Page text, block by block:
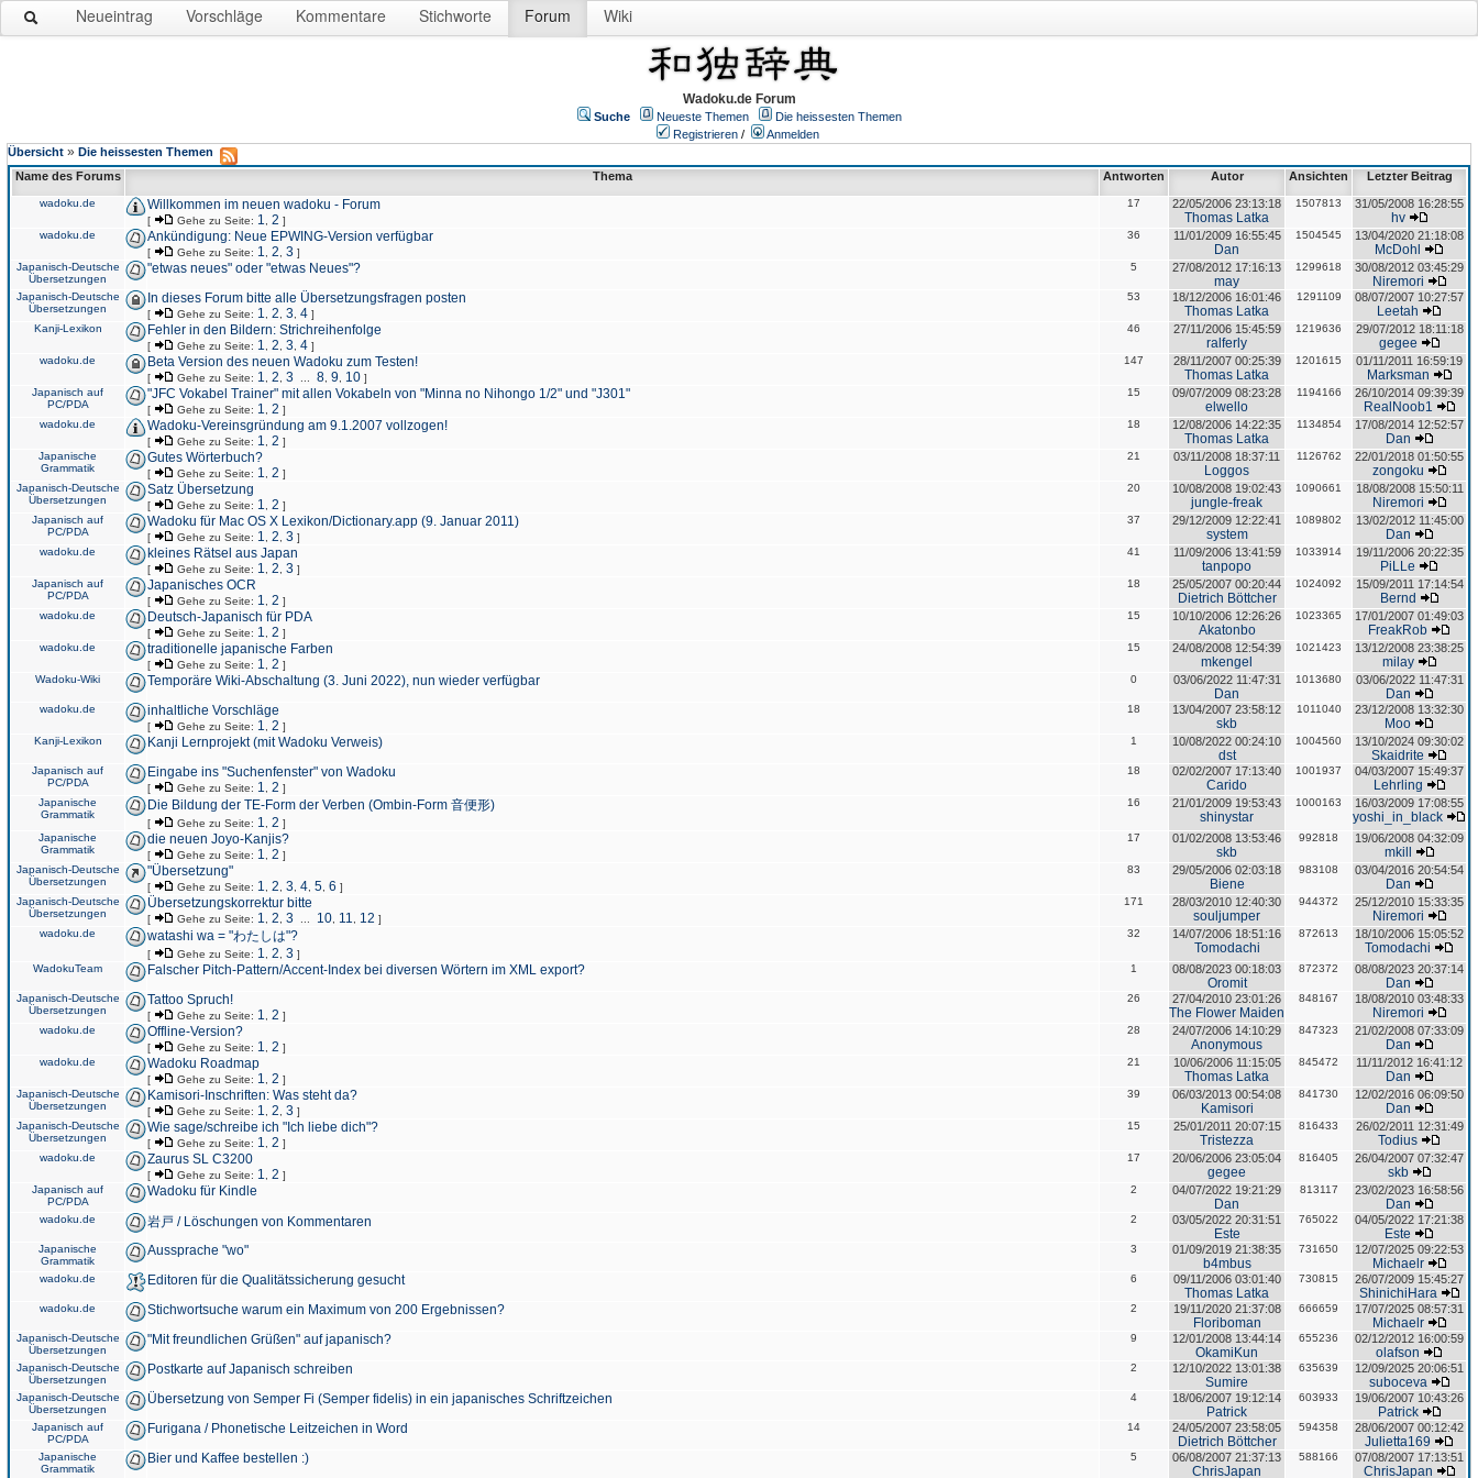
Neueintrag Vorschläge Kommentare Stichworte Forum Wiki
Wadoku.de Forum
Suche Neueste Themen
Die heissesten Themen
Registrieren /
Anmelden
Übersicht » Die heissesten Themen
Name des Forums
Thema Antworten Autor Ansichten Letzter Beitrag
wadoku.de Willkommen im neuen wadoku - Forum
[ Gehe zu Seite: 1 2 ]
17 22/05/2006 23:13:18
Thomas Latka
1507813 31/05/2008 16:28:55
hv
wadoku.de Ankündigung: Neue EPWING-Version verfügbar
[ Gehe zu Seite: 1 2 3 ]
36 11/01/2009 16:55:45
Dan
1504545 13/04/2020 21:18:08
McDohl
Japanisch-Deutsche
Übersetzungen
"etwas neues" oder "etwas Neues"? 5 27/08/2012 17:16:13
may
1299618 30/08/2012 03:45:29
Niremori
Japanisch-Deutsche
Übersetzungen
In dieses Forum bitte alle Übersetzungsfragen posten
[ Gehe zu Seite: 1 2 3 4 ]
53 18/12/2006 16:01:46
Thomas Latka
1291109 08/07/2007 10:27:57
Leetah
Kanji-Lexikon Fehler in den Bildern: Strichreihenfolge
[ Gehe zu Seite: 1 2 3 4 ]
46 27/11/2006 15:45:59
ralferly
1219636 29/07/2012 18:11:18
gegee
wadoku.de Beta Version des neuen Wadoku zum Testen!
[ Gehe zu Seite: 1 2 3 8 9 10 ]
147 28/11/2007 00:25:39
Thomas Latka
1201615 01/11/2011 16:59:19
Marksman
Japanisch auf
PC/PDA
"JFC Vokabel Trainer" mit allen Vokabeln von "Minna no Nihongo 1/2" und "J301"
[ Gehe zu Seite: 1 2 ]
15 09/07/2009 08:23:28
elwello
1194166 26/10/2014 09:39:39
RealNoob1
wadoku.de Wadoku-Vereinsgründung am 9.1.2007 vollzogen!
[ Gehe zu Seite: 1 2 ]
18 12/08/2006 14:22:35
Thomas Latka
1134854 17/08/2014 12:52:57
Dan
Japanische
Grammatik
Gutes Wörterbuch?
[ Gehe zu Seite: 1 2 ]
21 03/11/2008 18:37:11
Loggos
1126762 22/01/2018 01:50:55
zongoku
Japanisch-Deutsche
Übersetzungen
Satz Übersetzung
[ Gehe zu Seite: 1 2 ]
20 10/08/2008 19:02:43
jungle-freak
1090661 18/08/2008 15:50:11
Niremori
Japanisch auf
PC/PDA
Wadoku für Mac OS X Lexikon/Dictionary.app (9. Januar 2011)
[ Gehe zu Seite: 1 2 3 ]
37 29/12/2009 12:22:41
system
1089802 13/02/2012 11:45:00
Dan
wadoku.de kleines Rätsel aus Japan
[ Gehe zu Seite: 1 2 3 ]
41 11/09/2006 13:41:59
tanpopo
1033914 19/11/2006 20:22:35
PiLLe
Japanisch auf
PC/PDA
Japanisches OCR
[ Gehe zu Seite: 1 2 ]
18 25/05/2007 00:20:44
Dietrich Böttcher
1024092 15/09/2011 17:14:54
Bernd
wadoku.de Deutsch-Japanisch für PDA
[ Gehe zu Seite: 1 2 ]
15 10/10/2006 12:26:26
Akatonbo
1023365 17/01/2007 01:49:03
FreakRob
wadoku.de traditionelle japanische Farben
[ Gehe zu Seite: 1 2 ]
15 24/08/2008 12:54:39
mkengel
1021423 13/12/2008 23:38:25
milay
Wadoku-Wiki Temporäre Wiki-Abschaltung (3. Juni 2022), nun wieder verfügbar 0 03/06/2022 11:47:31
Dan
1013680 03/06/2022 11:47:31
Dan
wadoku.de inhaltliche Vorschläge
[ Gehe zu Seite: 1 2 ]
18 13/04/2007 23:58:12
skb
1011040 23/12/2008 13:32:30
Moo
Kanji-Lexikon Kanji Lernprojekt (mit Wadoku Verweis) 1 10/08/2022 00:24:10
dst
1004560 13/10/2024 09:30:02
Skaidrite
Japanisch auf
PC/PDA
Eingabe ins "Suchenfenster" von Wadoku
[ Gehe zu Seite: 1 2 ]
18 02/02/2007 17:13:40
Carido
1001937 04/03/2007 15:49:37
Lehrling
Japanische
Grammatik
Die Bildung der TE-Form der Verben (Ombin-Form 音便形)
[ Gehe zu Seite: 1 2 ]
16 21/01/2009 19:53:43
shinystar
1000163 16/03/2009 17:08:55
yoshi_in_black
Japanische
Grammatik
die neuen Joyo-Kanjis?
[ Gehe zu Seite: 1 2 ]
17 01/02/2008 13:53:46
skb
992818 19/06/2008 04:32:09
mkill
Japanisch-Deutsche
Übersetzungen
"Übersetzung"
[ Gehe zu Seite: 1 2 3 4 5 6 ]
83 29/05/2006 02:03:18
Biene
983108 03/04/2016 20:54:54
Dan
Japanisch-Deutsche
Übersetzungen
Übersetzungskorrektur bitte
[ Gehe zu Seite: 1 2 3 10 11 12 ]
171 28/03/2010 12:40:30
souljumper
944372 25/12/2010 15:33:35
Niremori
wadoku.de watashi wa = "わたしは"?
[ Gehe zu Seite: 1 2 3 ]
32 14/07/2006 18:51:16
Tomodachi
872613 18/10/2006 15:05:52
Tomodachi
WadokuTeam Falscher Pitch-Pattern/Accent-Index bei diversen Wörtern im XML export? 1 08/08/2023 00:18:03
Oromit
872372 08/08/2023 20:37:14
Dan
Japanisch-Deutsche
Übersetzungen
Tattoo Spruch!
[ Gehe zu Seite: 1 2 ]
26 27/04/2010 23:01:26
The Flower Maiden
848167 18/08/2010 03:48:33
Niremori
wadoku.de Offline-Version?
[ Gehe zu Seite: 1 2 ]
28 24/07/2006 14:10:29
Anonymous
847323 21/02/2008 07:33:09
Dan
wadoku.de Wadoku Roadmap
[ Gehe zu Seite: 1 2 ]
21 10/06/2006 11:15:05
Thomas Latka
845472 11/11/2012 16:41:12
Dan
Japanisch-Deutsche
Übersetzungen
Kamisori-Inschriften: Was steht da?
[ Gehe zu Seite: 1 2 3 ]
39 06/03/2013 00:54:08
Kamisori
841730 12/02/2016 06:09:50
Dan
Japanisch-Deutsche
Übersetzungen
Wie sage/schreibe ich "Ich liebe dich"?
[ Gehe zu Seite: 1 2 ]
15 25/01/2011 20:07:15
Tristezza
816433 26/02/2011 12:31:49
Todius
wadoku.de Zaurus SL C3200
[ Gehe zu Seite: 1 2 ]
17 20/06/2006 23:05:04
gegee
816405 26/04/2007 07:32:47
skb
Japanisch auf
PC/PDA
Wadoku für Kindle 2 04/07/2022 19:21:29
Dan
813117 23/02/2023 16:58:56
Dan
wadoku.de 岩戸 / Löschungen von Kommentaren 2 03/05/2022 20:31:51
Este
765022 04/05/2022 17:21:38
Este
Japanische
Grammatik
Aussprache "wo" 3 01/09/2019 21:38:35
b4mbus
731650 12/07/2025 09:22:53
Michaelr
wadoku.de Editoren für die Qualitätssicherung gesucht 6 09/11/2006 03:01:40
Thomas Latka
730815 26/07/2009 15:45:27
ShinichiHara
wadoku.de Stichwortsuche warum ein Maximum von 200 Ergebnissen? 2 19/11/2020 21:37:08
Floriboman
666659 17/07/2025 08:57:31
Michaelr
Japanisch-Deutsche
Übersetzungen
"Mit freundlichen Grüßen" auf japanisch? 9 12/01/2008 13:44:14
OkamiKun
655236 02/12/2012 16:00:59
olafson
Japanisch-Deutsche
Übersetzungen
Postkarte auf Japanisch schreiben 2 12/10/2022 13:01:38
Sumire
635639 12/09/2025 20:06:51
suboceva
Japanisch-Deutsche
Übersetzungen
Übersetzung von Semper Fi (Semper fidelis) in ein japanisches Schriftzeichen 4 18/06/2007 19:12:14
Patrick
603933 19/06/2007 10:43:26
Patrick
Japanisch auf
PC/PDA
Furigana / Phonetische Leitzeichen in Word 14 24/05/2007 23:58:05
Dietrich Böttcher
594358 28/06/2007 00:12:42
Julietta169
Japanische
Grammatik
Bier und Kaffee bestellen :) 5 06/08/2007 21:37:13
ChrisJapan
588166 07/08/2007 17:13:51
ChrisJapan